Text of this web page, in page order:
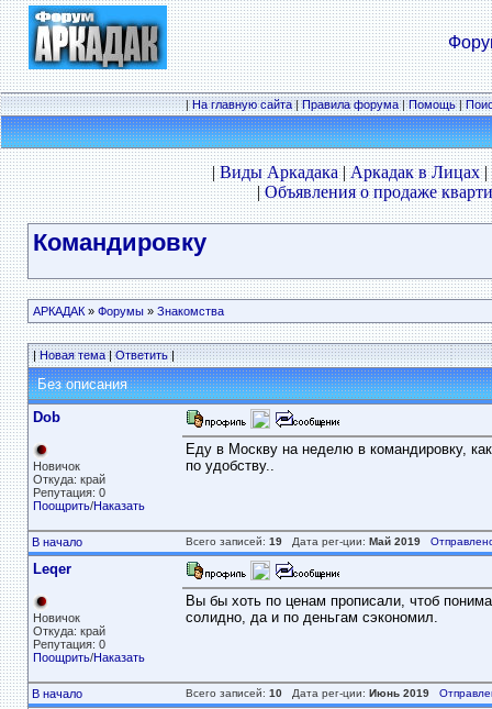
|На главную сайта|Правила форума|Помощь|
|Виды Аркадака|Аркадак в Лицах|
|Объявления о продаже
Командировку
АРКАДАК» Форумы» Знакомства
|Новая тема|Ответить|
Без описания
Dob
Новичок
Откуда: край
Репутация: 0
Поощрить/Наказать
Еду в Москву на неделю в командировку,
по удобству..
В начало Всего записей: 19Дата рег-ции: Май 2019
Leqer
Новичок
Откуда: край
Репутация: 0
Поощрить/Наказать
Вы бы хоть по ценам прописали, чтоб
солидно, да и по деньгам сэкономил.
В начало Всего записей: 10Дата рег-ции: Июнь 2019